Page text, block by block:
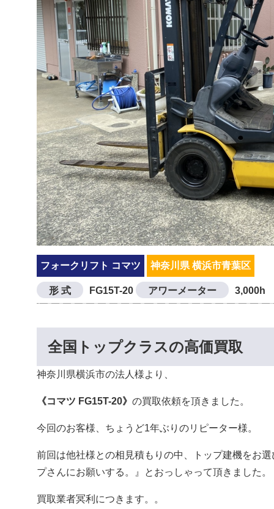
フォークリフト コマツ 神奈川県 横浜市青葉区
形 式 FG15T-20 アワーメーター 3,000h
全国トップクラスの高価買取
神奈川県横浜市の法人様より、
《コマツ FG15T-20》 の買取依頼を頂きました。
今回のお客様、ちょうど1年ぶりのリピーター様。
前回は他社様との相見積もりの中、トップ建機をお
プさんにお願いする。』とおっしゃって頂きました。
買取業者冥利につきます。。